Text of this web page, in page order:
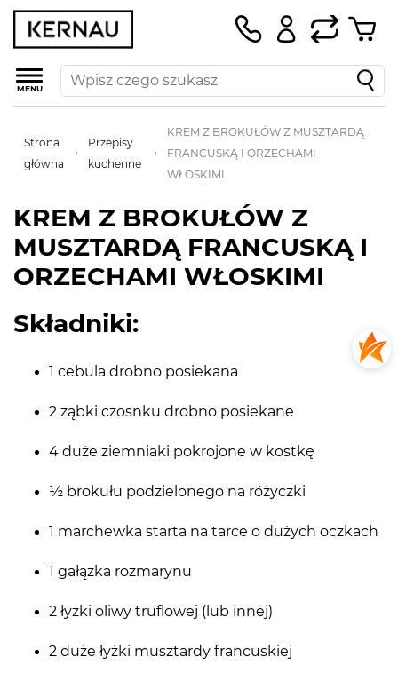
MENU
Strona
główna
Przepisy
kuchenne
KREM Z BROKUŁÓW Z MUSZTARDĄ
FRANCUSKĄ I ORZECHAMI
WŁOSKIMI
KREM Z BROKUŁÓW Z
MUSZTARDĄ FRANCUSKĄ I
ORZECHAMI WŁOSKIMI
Składniki:
1 cebula drobno posiekana
2 ząbki czosnku drobno posiekane
4 duże ziemniaki pokrojone w kostkę
½ brokułu podzielonego na różyczki
1 marchewka starta na tarce o dużych oczkach
1 gałązka rozmarynu
2 łyżki oliwy truflowej (lub innej)
2 duże łyżki musztardy francuskiej